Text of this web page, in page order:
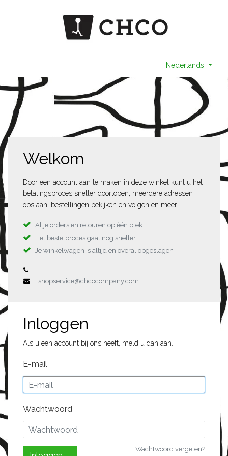
Nederlands
Welkom
Door een account aan te maken in deze winkel kunt u het
betalingsproces sneller doorlopen, meerdere adressen
opslaan, bestellingen bekijken en volgen en meer.
Al je orders en retouren op één plek
Het bestelproces gaat nog sneller
Je winkelwagen is altijd en overal opgeslagen
shopservice@chcocompany.com
Inloggen
Als u een account bij ons heeft, meld u dan aan.
E-mail
Wachtwoord
Wachtwoord vergeten?